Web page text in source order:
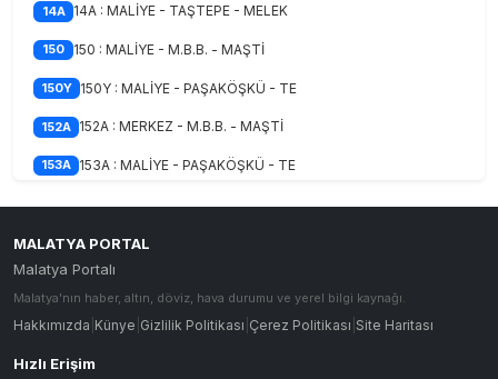
14A 14A : MALİYE - TAŞTEPE - MELEK
150 150 : MALİYE - M.B.B. - MAŞTİ
150Y 150Y : MALİYE - PAŞAKÖŞKÜ - TE
152A 152A : MERKEZ - M.B.B. - MAŞTİ
153A 153A : MALİYE - PAŞAKÖŞKÜ - TE
153B 153B : MALİYE - M.B.B. - MAŞTİ
15A 15A : AKPINAR - H.HALİL ÇİFTLİ
15A-C
16B 16B : MALİYE - ORDUZU - BAHÇEB
16C 16C : İNÖNÜ UNV. - CANKOÇ
MALATYA PORTAL
Malatya Portalı
Malatya'nın haber, altın, döviz, hava durumu ve yerel bilgi kaynağı.
Hakkımızda Künye Gizlilik Politikası Çerez Politikası Site Haritası
Hızlı Erişim